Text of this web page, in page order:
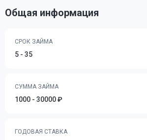
Общая информация
СРОК ЗАЙМА
5 - 35
СУММА ЗАЙМА
1000 - 30000 ₽
ГОДОВАЯ СТАВКА